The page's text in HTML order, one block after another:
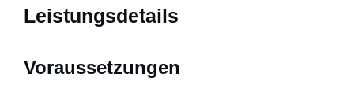
Leistungsdetails
Voraussetzungen